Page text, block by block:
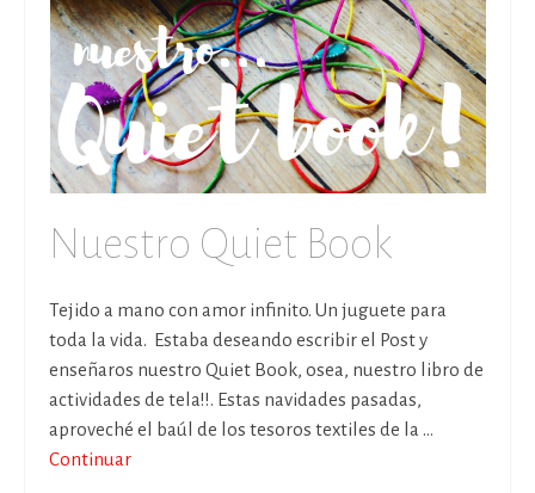
Nuestro Quiet Book
Tejido a mano con amor infinito. Un juguete para
toda la vida. Estaba deseando escribir el Post y
enseñaros nuestro Quiet Book, osea, nuestro libro de
actividades de tela!!. Estas navidades pasadas,
aproveché el baúl de los tesoros textiles de la …
Continuar